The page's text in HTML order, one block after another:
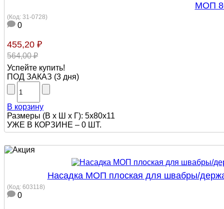
МОП
(Код: 31-0728)
0
455,20 ₽
564,00 ₽
Успейте купить!
ПОД ЗАКАЗ (3 дня)
В корзину
Размеры (В х Ш х Г): 5х80х11
УЖЕ В КОРЗИНЕ – 0 ШТ.
Насадка МОП плоская для швабры/
(Код: 603118)
0